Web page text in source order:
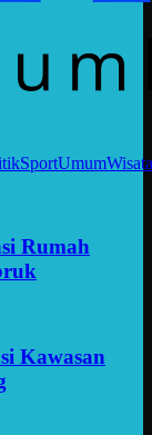
SportUmumWisata
Rumah
Kawasan